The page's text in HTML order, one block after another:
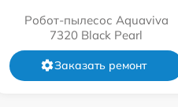
Робот-пылесос Aquaviva
7320 Black Pearl
Заказать ремонт